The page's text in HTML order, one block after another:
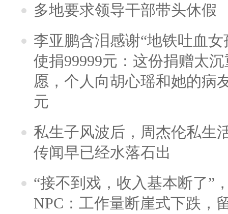
多地要求领导干部带头休假
李亚鹏含泪感谢“地铁吐血
使捐99999元：这份捐赠太
愿，个人向胡心瑶和她的病
元
私生子风波后，周杰伦私生
传闻早已经水落石出
“接不到戏，收入基本断了”
NPC：工作量断崖式下跌，